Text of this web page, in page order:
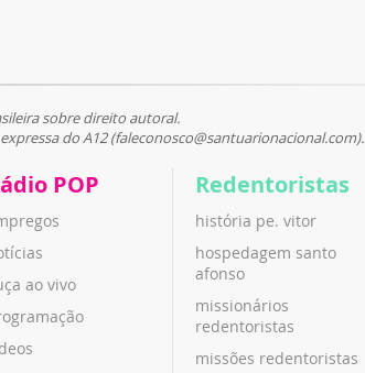
sobre direito autoral.
do A12 (faleconosco@santuarionacional.com).
POP
ao vivo
Redentoristas
história pe. vitor
hospedagem santo
afonso
missionários
redentoristas
missões redentoristas